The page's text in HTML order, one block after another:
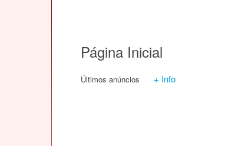
Página Inicial
Últimos anúncios + Info